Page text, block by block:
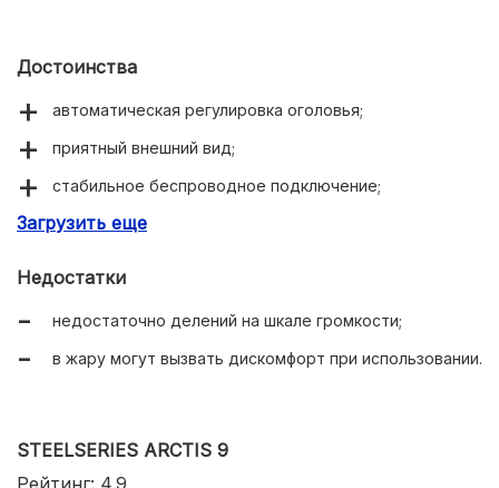
Достоинства
автоматическая регулировка оголовья;
приятный внешний вид;
стабильное беспроводное подключение;
насыщенные басы и звук 3D;
много функциональных кнопок.
Загрузить еще
Недостатки
недостаточно делений на шкале громкости;
в жару могут вызвать дискомфорт при использовании.
STEELSERIES ARCTIS 9
Рейтинг: 4.9